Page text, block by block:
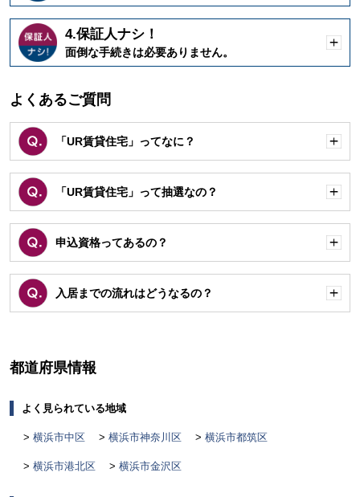
く
4.保証人ナシ！
面倒な手続きは必要ありません。
く
よくあるご質問
「UR賃貸住宅」ってなに？
く
「UR賃貸住宅」って抽選なの？
く
申込資格ってあるの？
く
入居までの流れはどうなるの？
く
都道府県情報
よく見られている地域
横浜市中区 横浜市神奈川区 横浜市都筑区
横浜市港北区 横浜市金沢区